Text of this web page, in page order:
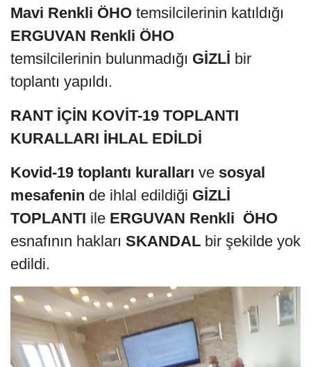
Mavi Renkli ÖHO temsilcilerinin katıldığı
ERGUVAN Renkli ÖHO
temsilcilerinin bulunmadığı GİZLİ bir
toplantı yapıldı.
RANT İÇİN KOVİT-19 TOPLANTI
KURALLARI İHLAL EDİLDİ
Kovid-19 toplantı kuralları ve sosyal
mesafenin de ihlal edildiği GİZLİ
TOPLANTI ile ERGUVAN Renkli ÖHO
esnafının hakları SKANDAL bir şekilde yok
edildi.